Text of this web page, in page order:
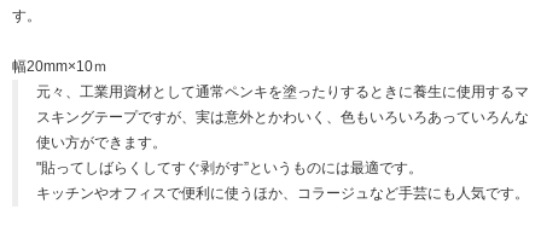
す。
幅20mm×10ｍ
元々、工業用資材として通常ペンキを塗ったりするときに養生に使用するマ
スキングテープですが、実は意外とかわいく、色もいろいろあっていろんな
使い方ができます。
"貼ってしばらくしてすぐ剥がす”というものには最適です。
キッチンやオフィスで便利に使うほか、コラージュなど手芸にも人気です。